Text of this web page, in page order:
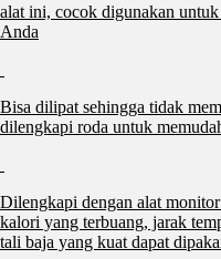
alat ini, cocok digunakan
Anda
Bisa dilipat sehingga tidak
dilengkapi roda untuk
Dilengkapi dengan alat
kalori yang terbuang, jarak
tali baja yang kuat dapat